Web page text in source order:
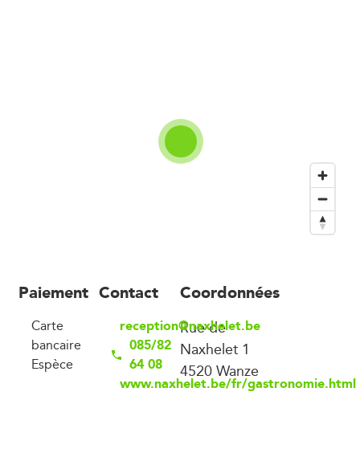
Paiement
Carte
bancaire
Espèce
Contact
reception@naxhelet.be
085/82
64 08
www.naxhelet.be/fr/gastronomie.html
Coordonnées
Rue de
Naxhelet 1
4520 Wanze